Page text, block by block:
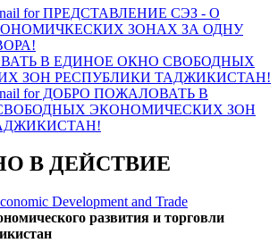
В ЕДИНОЕ ОКНО СВОБОДНЫХ
ЗОН РЕСПУБЛИКИ ТАДЖИКИСТАН!
В ДЕЙСТВИЕ
развития и торговли